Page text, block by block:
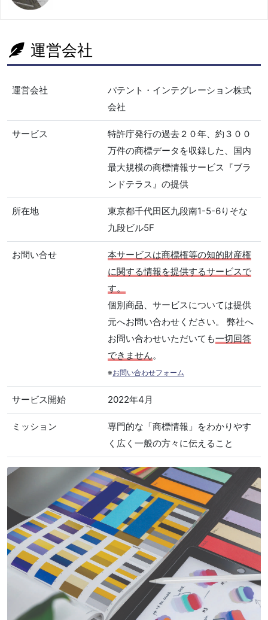
運営会社
運営会社
パテント・インテグレーション株式
会社
サービス
特許庁発行の過去２０年、約３００
万件の商標データを収録した、国内
最大規模の商標情報サービス『ブラ
ンドテラス』の提供
所在地
東京都千代田区九段南1-5-6りそな
九段ビル5F
お問い合せ
本サービスは商標権等の知的財産権
に関する情報を提供するサービスで
す。
個別商品、サービスについては提供
元へお問い合わせください。 弊社へ
お問い合わせいただいても一切回答
できません。
※お問い合わせフォーム
サービス開始 2022年4月
ミッション
専門的な「商標情報」をわかりやす
く広く一般の方々に伝えること